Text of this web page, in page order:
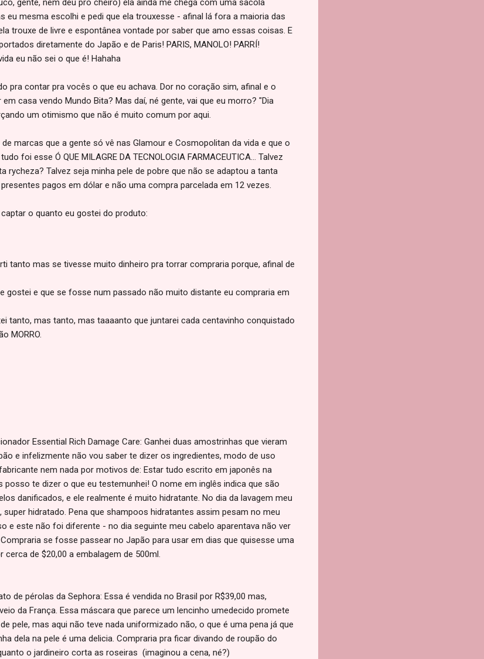
mesma escolhi e pedi que ela trouxesse - afinal lá fora a maioria das
trouxe de livre e espontânea vontade por saber que amo essas coisas. E
diretamente do Japão e de Paris! PARIS, MANOLO! PARRÍ!
eu não sei o que é! Hahaha
pra contar pra vocês o que eu achava. Dor no coração sim, afinal e o
casa vendo Mundo Bita? Mas daí, né gente, vai que eu morro? "Dia
um otimismo que não é muito comum por aqui.
marcas que a gente só vê nas Glamour e Cosmopolitan da vida e que o
foi esse Ó QUE MILAGRE DA TECNOLOGIA FARMACEUTICA... Talvez
rycheza? Talvez seja minha pele de pobre que não se adaptou a tanta
pagos em dólar e não uma compra parcelada em 12 vezes.
o quanto eu gostei do produto:
tanto mas se tivesse muito dinheiro pra torrar compraria porque, afinal de
gostei e que se fosse num passado não muito distante eu compraria em
tanto, mas tanto, mas taaaanto que juntarei cada centavinho conquistado
MORRO.
Essential Rich Damage Care: Ganhei duas amostrinhas que vieram
e infelizmente não vou saber te dizer os ingredientes, modo de uso
nem nada por motivos de: Estar tudo escrito em japonês na
posso te dizer o que eu testemunhei! O nome em inglês indica que são
danificados, e ele realmente é muito hidratante. No dia da lavagem meu
super hidratado. Pena que shampoos hidratantes assim pesam no meu
e este não foi diferente - no dia seguinte meu cabelo aparentava não ver
se fosse passear no Japão para usar em dias que quisesse uma
de $20,00 a embalagem de 500ml.
de pérolas da Sephora: Essa é vendida no Brasil por R$39,00 mas,
da França. Essa máscara que parece um lencinho umedecido promete
pele, mas aqui não teve nada uniformizado não, o que é uma pena já que
dela na pele é uma delicia. Compraria pra ficar divando de roupão do
o jardineiro corta as roseiras (imaginou a cena, né?)